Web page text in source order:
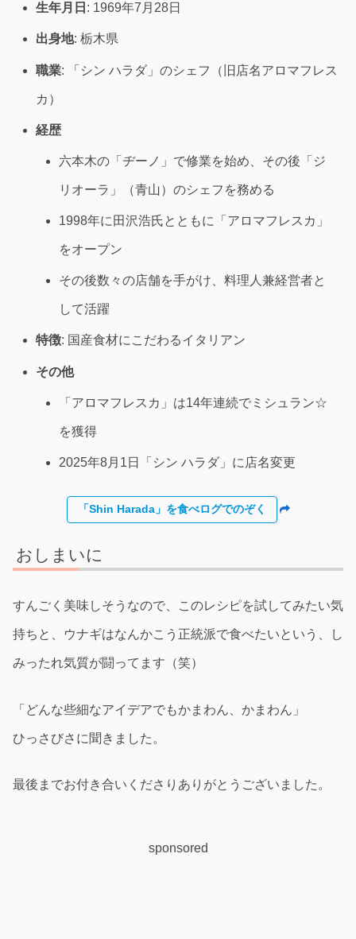
生年月日 : 1969年7月28日
出身地: 栃木県
職業: 「シン ハラダ」のシェフ（旧店名アロマフレス
カ）
経歴
六本木の「ヂーノ」で修業を始め、その後「ジ
リオーラ」（青山）のシェフを務める
1998年に田沢浩氏とともに「アロマフレスカ」
をオープン
その後数々の店舗を手がけ、料理人兼経営者と
して活躍
特徴: 国産食材にこだわるイタリアン
その他
「アロマフレスカ」は14年連続でミシュラン☆
を獲得
2025年8月1日「シン ハラダ」に店名変更
「Shin Harada」を食べログでのぞく
おしまいに
すんごく美味しそうなので、このレシピを試してみたい気
持ちと、ウナギはなんかこう正統派で食べたいという、し
みったれ気質が闘ってます（笑）
「どんな些細なアイデアでもかまわん、かまわん」
ひっさびさに聞きました。
最後までお付き合いくださりありがとうございました。
sponsored